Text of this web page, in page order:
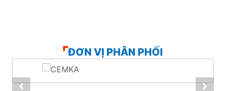
ĐƠN VỊ PHÂN PHỐI